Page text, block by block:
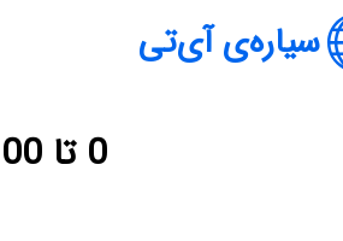
سیاره‌ی آی‌تی
0 تا 100 تراکنش رایگان در شبکه ترون